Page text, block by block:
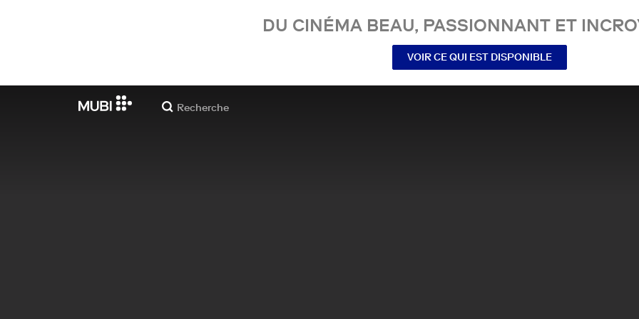
DU CINÉMA BEAU, PASSIONNANT ET
VOIR CE QUI EST DISPONIBLE